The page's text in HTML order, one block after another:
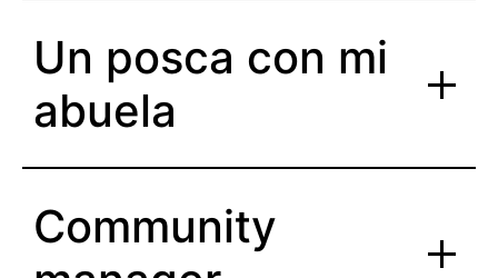
Un posca con mi
abuela
Community